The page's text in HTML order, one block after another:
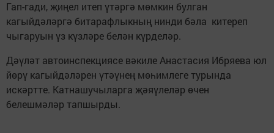
Гап-гади, җиңел итеп үтәргә мөмкин булган
кагыйдәләргә битарафлыкның нинди бәла китереп
чыгаруын үз күзләре белән күрделәр.
Дәүләт автоинспекциясе вәкиле Анастасия Ибряева юл
йөрү кагыйдәләрен үтәүнең мөһимлеге турында
искәртте. Катнашучыларга җәяүлеләр өчен
белешмәләр тапшырды.